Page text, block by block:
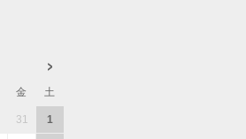
金 土
31 1